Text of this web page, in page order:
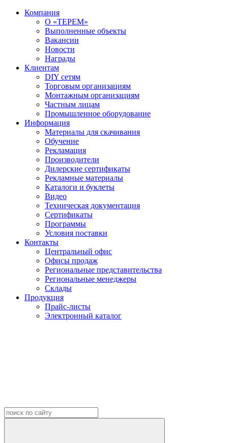
Компания
О «ТЕРЕМ»
Выполненные объекты
Вакансии
Новости
Награды
Клиентам
DIY сетям
Торговым организациям
Монтажным организациям
Частным лицам
Промышленное оборудование
Информация
Материалы для скачивания
Обучение
Рекламация
Производители
Дилерские сертификаты
Рекламные материалы
Каталоги и буклеты
Видео
Техническая документация
Сертификаты
Программы
Условия поставки
Контакты
Центральный офис
Офисы продаж
Региональные представительства
Региональные менеджеры
Склады
Продукция
Прайс-листы
Электронный каталог